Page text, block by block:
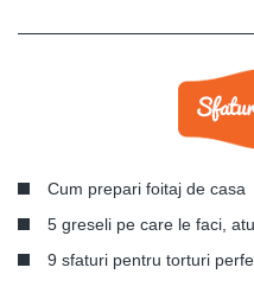
Cum prepari foitaj de casa
5 greseli pe care le faci,
9 sfaturi pentru torturi